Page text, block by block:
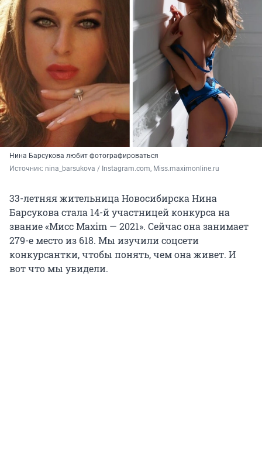
Нина Барсукова любит фотографироваться
Источник: nina_barsukova / Instagram.com, Miss.maximonline.ru
33-летняя жительница Новосибирска Нина
Барсукова стала 14-й участницей конкурса на
звание «Мисс Maxim — 2021». Сейчас она занимает
279-е место из 618. Мы изучили соцсети
конкурсантки, чтобы понять, чем она живет. И
вот что мы увидели.